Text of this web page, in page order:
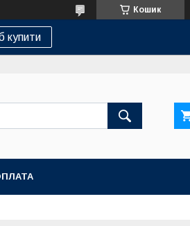
Кошик
купити